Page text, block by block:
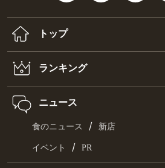
トップ
ランキング
ニュース
食のニュース / 新店
イベント / PR